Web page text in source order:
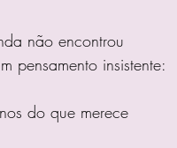
não encontrou
pensamento insistente:
do que merece